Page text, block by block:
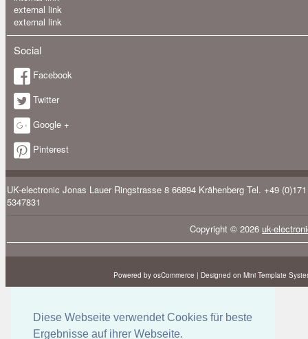
Diese Webseite verwendet Cookies für beste
Ergebnisse auf ihrer Webseite.
external link
external link
Social
Facebook
Twitter
Google +
Pinterest
UK-electronic Jonas Lauer Ringstrasse 8 66894 Krähenberg Tel. +49 (0)171
5347831
Copyright © 2026 uk-
Powered by osCommerce | Designed on Mini Template